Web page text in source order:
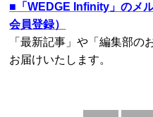
■ 「WEDGE Infinity」のメ
会員登録）
「最新記事」や「編集部の
お届けいたします。